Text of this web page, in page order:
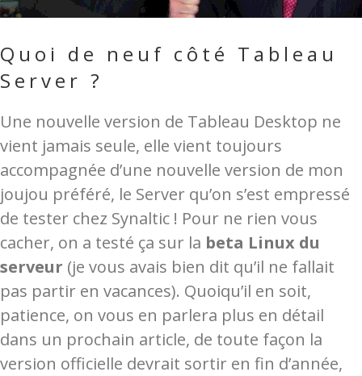
Quoi de neuf côté Tableau
Server ?
Une nouvelle version de Tableau Desktop ne
vient jamais seule, elle vient toujours
accompagnée d’une nouvelle version de mon
joujou préféré, le Server qu’on s’est empressé
de tester chez Synaltic ! Pour ne rien vous
cacher, on a testé ça sur la beta Linux du
serveur (je vous avais bien dit qu’il ne fallait
pas partir en vacances). Quoiqu’il en soit,
patience, on vous en parlera plus en détail
dans un prochain article, de toute façon la
version officielle devrait sortir en fin d’année,